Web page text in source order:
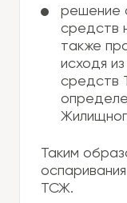
решение
средств
также
исходя
средств
Таким
ТСЖ.